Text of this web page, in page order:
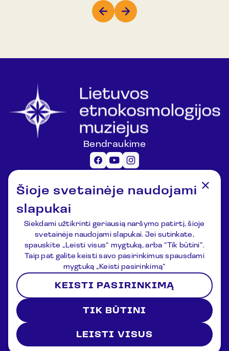
pat orų spėjimai ir kaimo darbų planavimas.
Šioje svetainėje naudojami
slapukai
Siekdami užtikrinti geriausią naršymo patirtį, šioje
svetainėje naudojami slapukai. Jei sutinkate,
spauskite „Leisti visus“ mygtuką, arba “Tik būtini”.
Taip pat galite keisti savo pasirinkimus spausdami
mygtuką „Keisti pasirinkimą“
KEISTI PASIRINKIMĄ
TIK BŪTINI
LEISTI VISUS
Bendraukime
registracija@lemuziejus.lt
info@etnokosmomuziejus.lt
+370 3 834 5424
Adresas
Kulionių k., Žvaigždžių g. 10, Čiulėnų
P./d. Nr.44, LT-33354, Molėtai
2026 © Lithuanian Ethnocosmology Museum. All rights
reserved
RegistracijaNaujienosApie muziejųKontaktai
Sąlygos ir nuostatosPrivatumo politika